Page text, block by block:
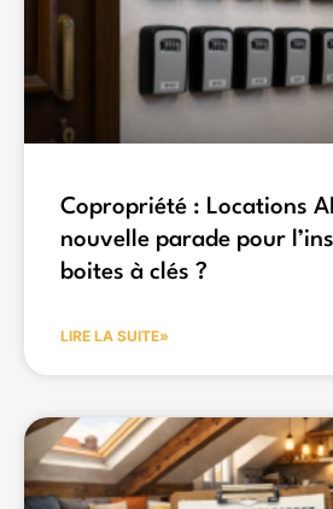
Copropriété : Locations
nouvelle parade pour
boites à clés ?
LIRE LA SUITE»